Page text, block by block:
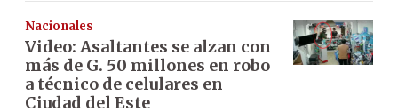
Nacionales
Video: Asaltantes se alzan con
más de G. 50 millones en robo
a técnico de celulares en
Ciudad del Este